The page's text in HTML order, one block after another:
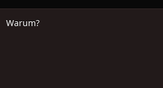
Warum?